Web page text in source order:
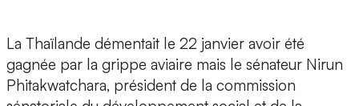
La Thaïlande démentait le 22 janvier avoir été
gagnée par la grippe aviaire mais le sénateur Nirun
Phitakwatchara, président de la commission